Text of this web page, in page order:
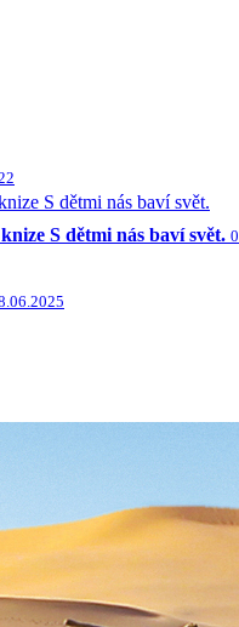
S dětmi nás baví svět.